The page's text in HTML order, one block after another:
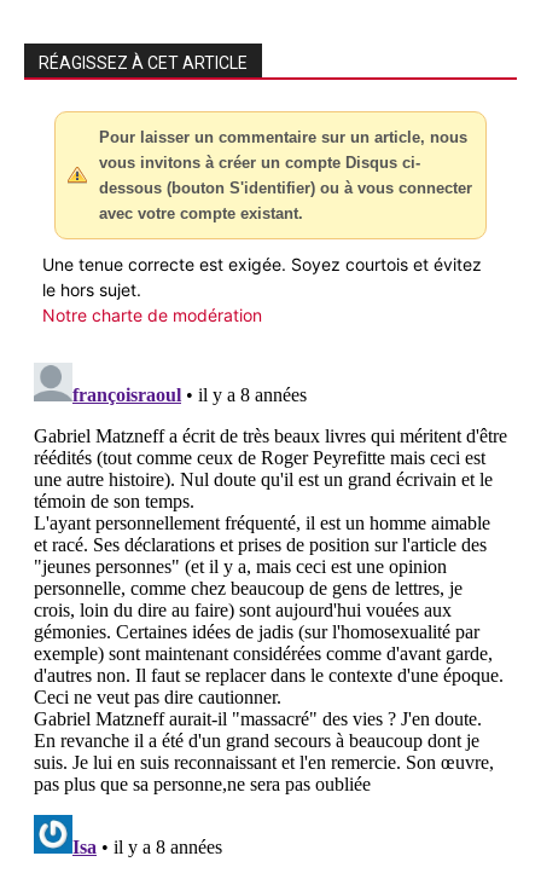
RÉAGISSEZ À CET ARTICLE
Pour laisser un commentaire sur un article, nous
vous invitons à créer un compte Disqus ci-
dessous (bouton S'identifier) ou à vous connecter
avec votre compte existant.
Une tenue correcte est exigée. Soyez courtois et évitez
le hors sujet.
Notre charte de modération